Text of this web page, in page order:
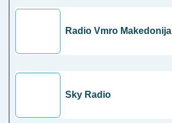
Radio Vmro Makedonija
Sky Radio